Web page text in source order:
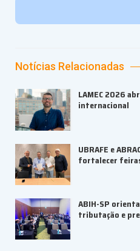
Notícias Relacionadas
LAMEC 2026
internacional
UBRAFE e
fortalecer
ABIH-SP
tributação e